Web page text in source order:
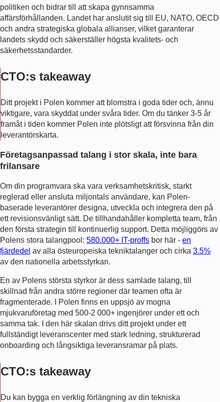
politiken och bidrar till att skapa gynnsamma
affärsförhållanden. Landet har anslutit sig till EU, NATO, OECD
och andra strategiska globala allianser, vilket garanterar
landets skydd och säkerställer högsta kvalitets- och
säkerhetsstandarder.
CTO:s takeaway
Ditt projekt i Polen kommer att blomstra i goda tider och, ännu
viktigare, vara skyddat under svåra tider. Om du tänker 3-5 år
framåt i tiden kommer Polen inte plötsligt att försvinna från din
leverantörskarta.
Företagsanpassad talang i stor skala, inte bara
frilansare
Om din programvara ska vara verksamhetskritisk, starkt
reglerad eller ansluta miljontals användare, kan Polen-
baserade leverantörer designa, utveckla och integrera den på
ett revisionsvänligt sätt. De tillhandahåller kompletta team, från
den första strategin till kontinuerlig support. Detta möjliggörs av
Polens stora talangpool: 580.000+ IT-proffs bor här - en
fjärdedel av alla östeuropeiska tekniktalanger och cirka 3.5%
av den nationella arbetsstyrkan.
En av Polens största styrkor är dess samlade talang, till
skillnad från andra större regioner där teamen ofta är
fragmenterade. I Polen finns en uppsjö av mogna
mjukvaruföretag med 500-2 000+ ingenjörer under ett och
samma tak. I den här skalan drivs ditt projekt under ett
fullständigt leveranscenter med stark ledning, strukturerad
onboarding och långsiktiga leveransramar på plats.
CTO:s takeaway
Du kan bygga en verklig förlängning av din tekniska